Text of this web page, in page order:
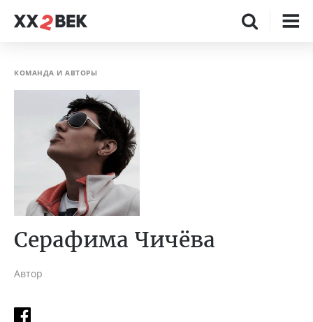
КОМАНДА И АВТОРЫ
Серафима Чичёва
Автор